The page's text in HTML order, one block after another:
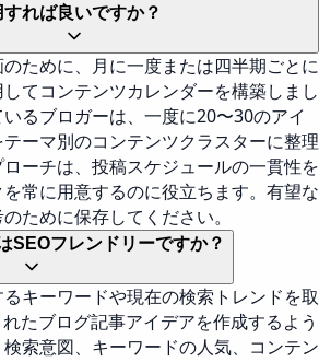
すれば良いですか？
ために、月に一度または四半期ごとに
てコンテンツカレンダーを構築しまし
るブロガーは、一度に20〜30のアイ
ーマ別のコンテンツクラスターに整理
ーチは、投稿スケジュールの一貫性を
常に用意するのに役立ちます。有望な
ために保存してください。
SEOフレンドリーですか？
キーワードや現在の検索トレンドを取
たブログ記事アイデアを作成するよう
索意図、キーワードの人気、コンテン